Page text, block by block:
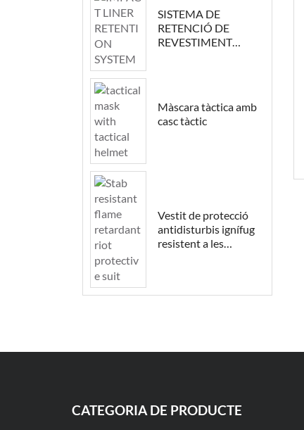
SISTEMA DE
RETENCIÓ DE
REVESTIMENT
Màscara tàctica amb
casc tàctic
Vestit de protecció
antidisturbis ignífug
resistent a les
CATEGORIA DE PRODUCTE